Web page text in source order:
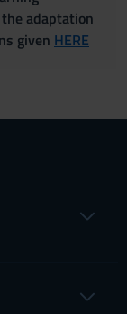
adaptation
given HERE